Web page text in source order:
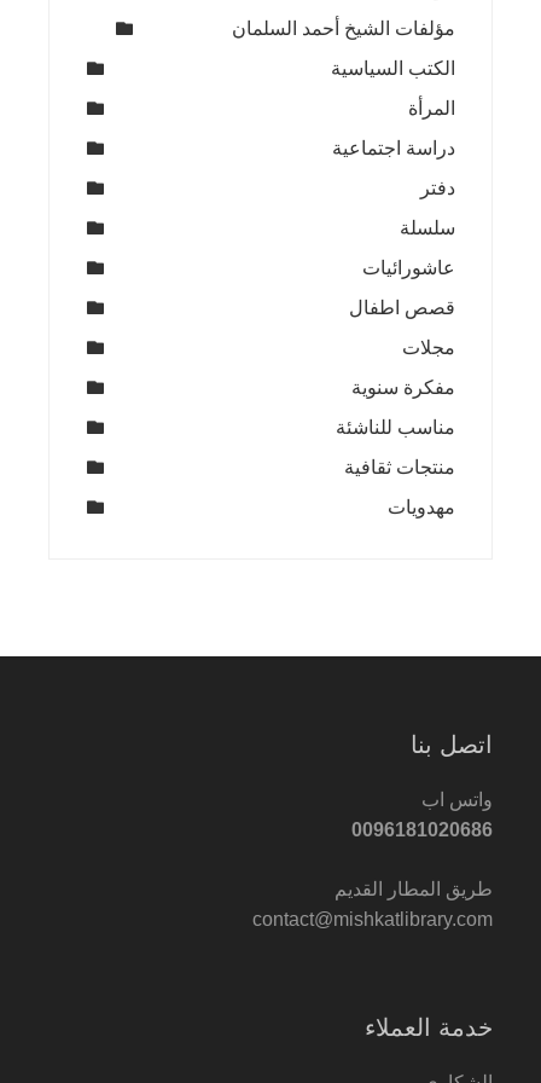
مؤلفات الشيخ أحمد السلمان
الكتب السياسية
المرأة
دراسة اجتماعية
دفتر
سلسلة
عاشورائيات
قصص اطفال
مجلات
مفكرة سنوية
مناسب للناشئة
منتجات ثقافية
مهدويات
اتصل بنا
واتس اب
0096181020686
طريق المطار القديم
contact@mishkatlibrary.com
خدمة العملاء